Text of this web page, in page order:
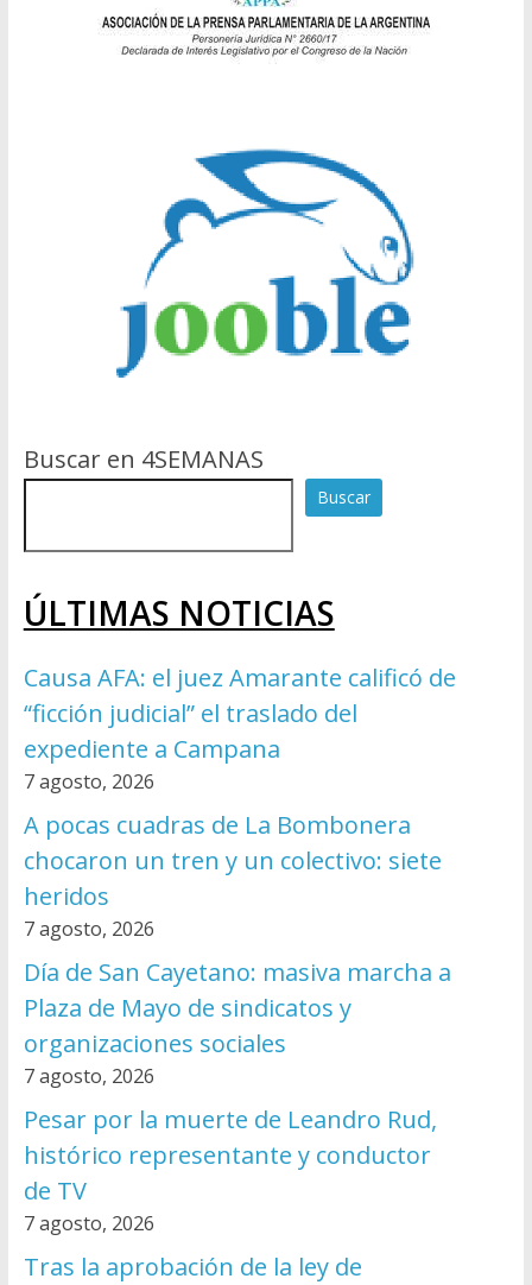
Buscar en 4SEMANAS
Buscar
ÚLTIMAS NOTICIAS
Causa AFA: el juez Amarante calificó de
“ficción judicial” el traslado del
expediente a Campana
7 agosto, 2026
A pocas cuadras de La Bombonera
chocaron un tren y un colectivo: siete
heridos
7 agosto, 2026
Día de San Cayetano: masiva marcha a
Plaza de Mayo de sindicatos y
organizaciones sociales
7 agosto, 2026
Pesar por la muerte de Leandro Rud,
histórico representante y conductor
de TV
7 agosto, 2026
Tras la aprobación de la ley de